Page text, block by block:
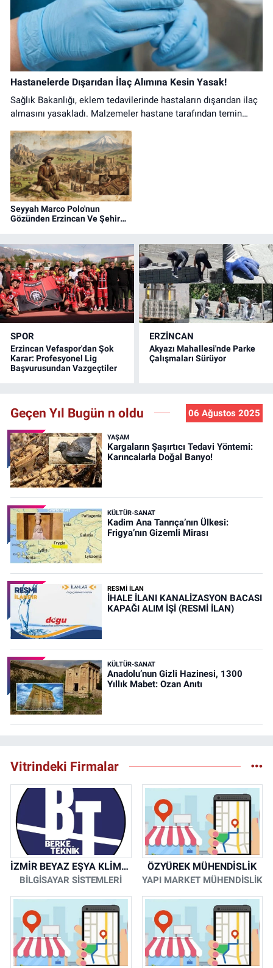
Hastanelerde Dışarıdan İlaç Alımına Kesin Yasak!
Sağlık Bakanlığı, eklem tedavilerinde hastaların dışarıdan ilaç
almasını yasakladı. Malzemeler hastane tarafından temin
Seyyah Marco Polo'nun
Gözünden Erzincan Ve Şehir
SPOR
Erzincan Vefaspor'dan Şok
Karar: Profesyonel Lig
Başvurusundan Vazgeçtiler
ERZINCAN
Akyazı Mahallesi'nde Parke
Çalışmaları Sürüyor
Geçen Yıl Bugün n oldu 06 Ağustos 2025
YAŞAM
Kargaların Şaşırtıcı Tedavi Yöntemi:
Karıncalarla Doğal Banyo!
KÜLTÜR-SANAT
Kadim Ana Tanrıça’nın Ülkesi:
Frigya’nın Gizemli Mirası
RESMİ İLAN
İHALE İLANI KANALİZASYON BACASI
KAPAĞI ALIM İŞİ (RESMİ İLAN)
KÜLTÜR-SANAT
Anadolu’nun Gizli Hazinesi, 1300
Yıllık Mabet: Ozan Anıtı
Vitrindeki Firmalar
İZMİR BEYAZ EŞYA KLİMA KOMBİ SERVİSİ
BİLGİSAYAR SİSTEMLERİ
ÖZYÜREK MÜHENDİSLİK
YAPI MARKET MÜHENDİSLİK